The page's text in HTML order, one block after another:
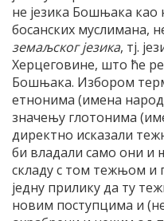
не језика Бошњака
босанских муслимана,
земаљског језика, тј.
Херцеговине, што ће
Бошњака. Избором
етнонима (имена
значењу глотонима
директно исказали
би владали само они и
складу с том тежњом и
једну прилику да ту
новим поступцима и